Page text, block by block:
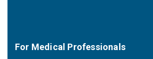
For Medical Professionals